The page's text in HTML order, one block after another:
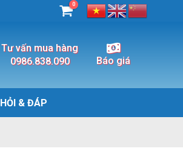
0
Tư vấn mua hàng
0986.838.090
Báo giá
HỎI & ĐÁP